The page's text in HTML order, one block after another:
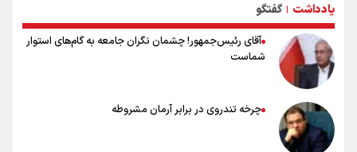
۲۰ نکته دوستانه درباره پیاده روی اربعین و عراقی ها
یادداشت | گفتگو
آقای رئیس‌جمهور! چشمان نگران جامعه به گام‌های استوار
شماست
چرخه تندروی در برابر آرمان مشروطه